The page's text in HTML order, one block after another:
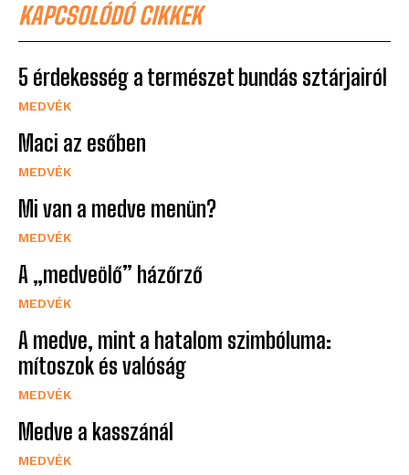
KAPCSOLÓDÓ CIKKEK
5 érdekesség a természet bundás sztárjairól
MEDVÉK
Maci az esőben
MEDVÉK
Mi van a medve menün?
MEDVÉK
A „medveölő” házőrző
MEDVÉK
A medve, mint a hatalom szimbóluma:
mítoszok és valóság
MEDVÉK
Medve a kasszánál
MEDVÉK